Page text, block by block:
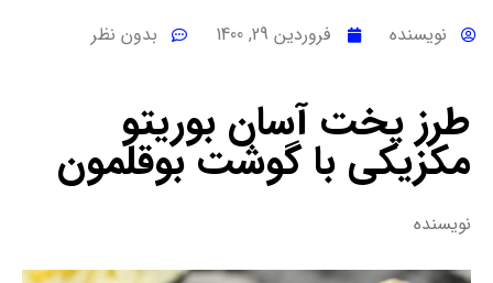
نویسنده فروردین 29, 1400 بدون نظر
طرز پخت آسان بوریتو
مکزیکی با گوشت بوقلمون
نویسنده